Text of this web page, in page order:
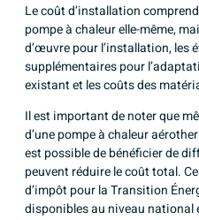
Le coût d’installation
pompe à chaleur elle-même,
d’œuvre pour l’installation, les
supplémentaires pour
existant et les coûts des
Il est important de noter que
d’une pompe à chaleur
est possible de bénéficier de
peuvent réduire le coût total.
d’impôt pour la Transition
disponibles au niveau national